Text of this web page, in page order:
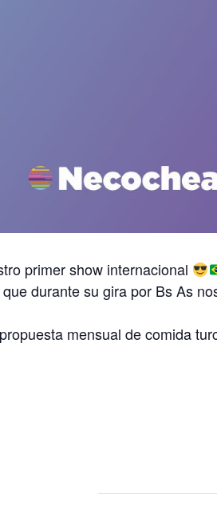
primer show internacional
que durante su gira por Bs As
mensual de comida